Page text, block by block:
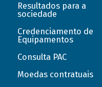
Resultados para a
sociedade
Credenciamento de
Equipamentos
Consulta PAC
Moedas contratuais